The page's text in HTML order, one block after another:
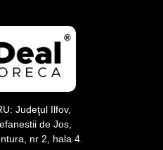
Judeţul Ilfov,
de Jos,
nr 2, hala 4.